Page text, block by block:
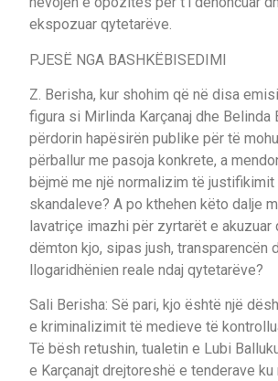
ekspozuar qytetarëve.
PJESË NGA BASHKËBISEDIMI
Z. Berisha, kur shohim që në disa
figura si Mirlinda Karçanaj dhe Belinda
përdorin hapësirën publike për të
përballur me pasoja konkrete, a
bëjmë me një normalizim të justifikimit
skandaleve? A po kthehen këto dalje
lavatriçe imazhi për zyrtarët e akuzuar
dëmton kjo, sipas jush, transparencën
llogaridhënien reale ndaj qytetarëve?
Sali Berisha: Së pari, kjo është një
e kriminalizimit të medieve të
Të bësh retushin, tualetin e Lubi
e Karçanajt drejtoreshë e tenderave